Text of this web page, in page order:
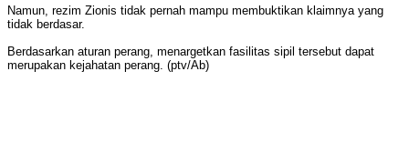
Namun, rezim Zionis tidak pernah mampu membuktikan klaimnya yang
tidak berdasar.
Berdasarkan aturan perang, menargetkan fasilitas sipil tersebut dapat
merupakan kejahatan perang. (ptv/Ab)